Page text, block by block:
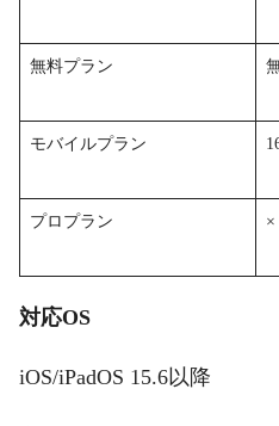
無料プラン
モバイルプラン
プロプラン ×
対応OS
iOS/iPadOS 15.6以降